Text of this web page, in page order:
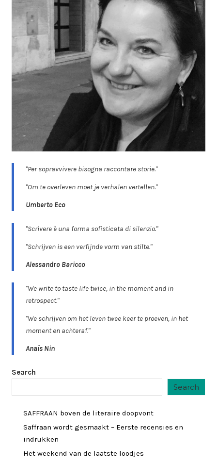
"Per sopravvivere bisogna raccontare storie."
"Om te overleven moet je verhalen vertellen."
Umberto Eco
"Scrivere è una forma sofisticata di silenzio."
"Schrijven is een verfijnde vorm van stilte."
Alessandro Baricco
"We write to taste life twice, in the moment and in
retrospect."
"We schrijven om het leven twee keer te proeven, in het
moment en achteraf."
Anaïs Nin
Search
Search
SAFFRAAN boven de literaire doopvont
Saffraan wordt gesmaakt – Eerste recensies en
indrukken
Het weekend van de laatste loodjes